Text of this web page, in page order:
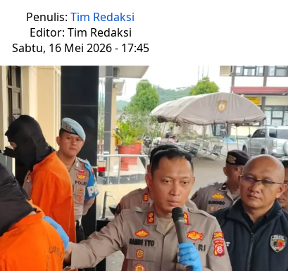
Penulis: Tim Redaksi
Editor: Tim Redaksi
Sabtu, 16 Mei 2026 - 17:45